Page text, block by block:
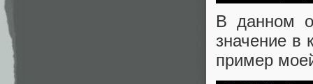
В данном
значение в
пример